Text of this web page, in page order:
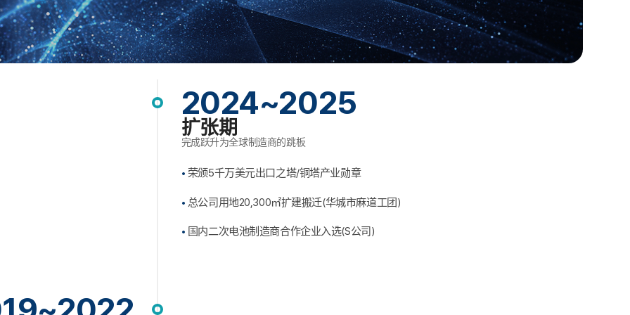
2024~2025
扩张期
完成跃升为全球制造商的跳板
荣颁5千万美元出口之塔/铜塔产业勋章
总公司用地20,300㎡扩建搬迁(华城市麻道工团)
国内二次电池制造商合作企业入选(S公司)